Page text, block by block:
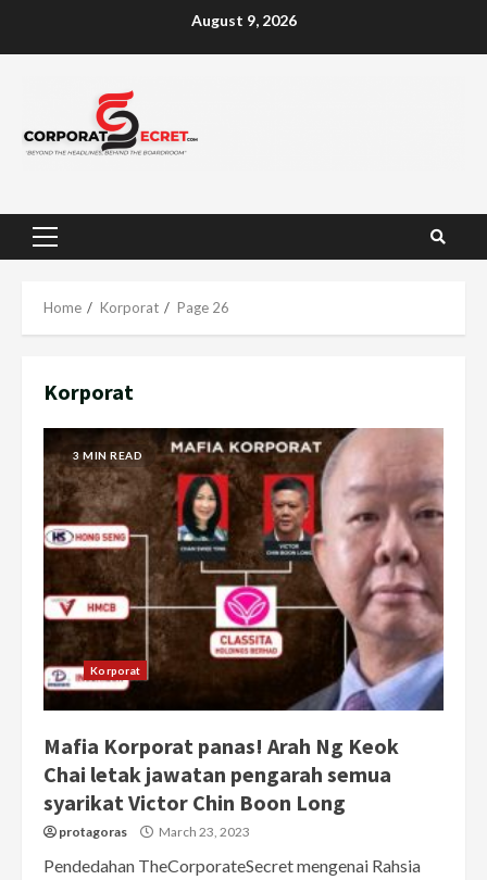
August 9, 2026
Primary
Home Korporat Page 26
Korporat
3 MIN READ
Korporat
Mafia Korporat panas! Arah Ng Keok
Chai letak jawatan pengarah semua
syarikat Victor Chin Boon Long
protagoras March 23, 2023
Pendedahan TheCorporateSecret mengenai Rahsia